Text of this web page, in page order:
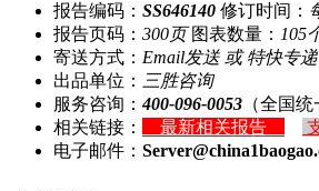
报告编码： SS646140 修订时间：
报告页码： 300页图表数量： 105
寄送方式： Email发送 或 特快专递
出品单位： 三胜咨询
服务咨询：400-096-0053 （全国
相关链接：
最新相关报告
电子邮件：